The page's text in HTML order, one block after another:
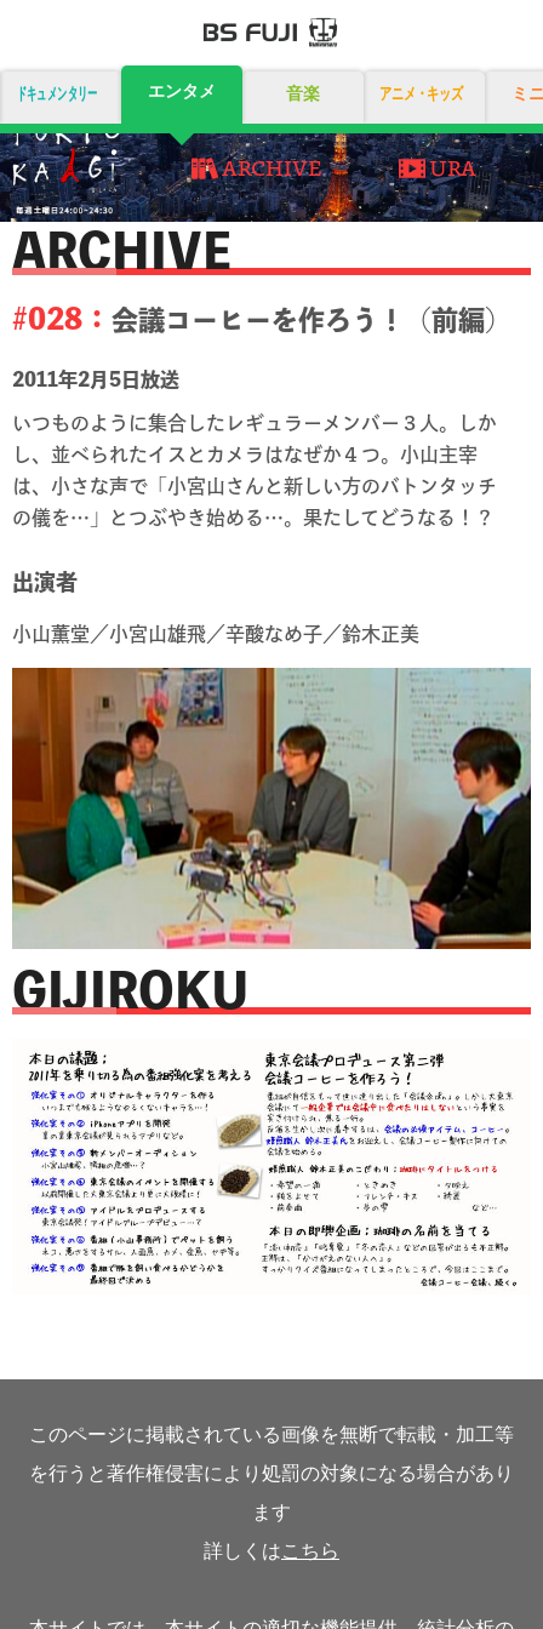
ドキュメンタリー エンタメ 音楽 アニメ・キッズ ミ
ARCHIVE URA
ARCHIVE
#028： 会議コーヒーを作ろう！（前編）
2011年2月5日放送
いつものように集合したレギュラーメンバー３人。しか
し、並べられたイスとカメラはなぜか４つ。小山主宰
は、小さな声で「小宮山さんと新しい方のバトンタッチ
の儀を…」とつぶやき始める…。果たしてどうなる！？
出演者
小山薫堂／小宮山雄飛／辛酸なめ子／鈴木正美
GIJIROKU
このページに掲載されている画像を無断で転載・加工等
を行うと著作権侵害により処罰の対象になる場合があり
ます
詳しくはこちら